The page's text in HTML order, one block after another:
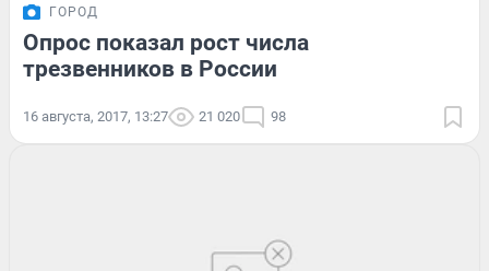
ГОРОД
Опрос показал рост числа
трезвенников в России
16 августа, 2017, 13:27 21 020 98